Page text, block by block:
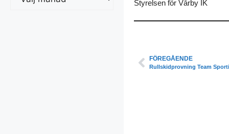
Styrelsen för Vårby IK
FÖREGÅENDE
Rullskidprovning Team